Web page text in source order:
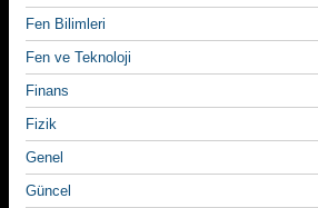
Fen Bilimleri
Fen ve Teknoloji
Finans
Fizik
Genel
Güncel